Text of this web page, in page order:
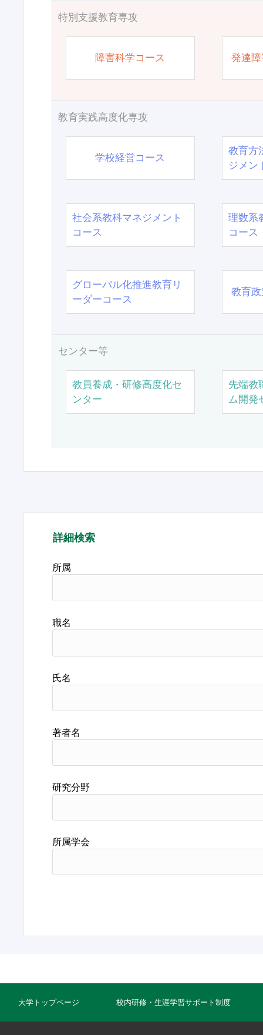
特別支援教育専攻
障害科学コース 発達
教育実践高度化専攻
学校経営コース
教育方
ジメン
社会系教科マネジメント
コース
理数系
コース
グローバル化推進教育リ
ーダーコース
教育
センター等
教員養成・研修高度化セ
ンター
先端教
ム開発
詳細検索
所属
職名
氏名
著者名
研究分野
所属学会
大学トップページ 校内研修・生涯学習サポート制度